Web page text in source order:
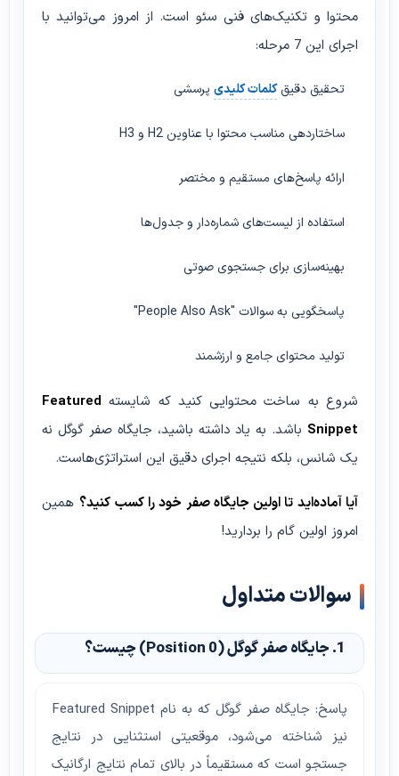
محتوا و تکنیک‌های فنی سئو است. از امروز می‌توانید با
اجرای این 7 مرحله:
تحقیق دقیقکلمات کلیدی پرسشی
ساختاردهی مناسب محتوا با عناوین H2 و H3
ارائه پاسخ‌های مستقیم و مختصر
استفاده از لیست‌های شماره‌دار و جدول‌ها
بهینه‌سازی برای جستجوی صوتی
پاسخگویی به سوالات "People Also Ask"
تولید محتوای جامع و ارزشمند
شروع به ساخت محتوایی کنید که شایسته Featured
Snippet باشد. به یاد داشته باشید، جایگاه صفر گوگل نه
یک شانس، بلکه نتیجه اجرای دقیق این استراتژی‌هاست.
آیا آماده‌اید تا اولین جایگاه صفر خود را کسب کنید؟ همین
امروز اولین گام را بردارید!
سوالات متداول
1. جایگاه صفر گوگل (Position 0) چیست؟
پاسخ: جایگاه صفر گوگل که به نام Featured Snippet
نیز شناخته می‌شود، موقعیتی استثنایی در نتایج
جستجو است که مستقیماً در بالای تمام نتایج ارگانیک